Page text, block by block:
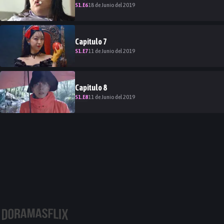
S1.E618 de Junio del 2019
Capitulo7
S1.E711 de Junio del 2019
Capitulo8
S1.E811 de Junio del 2019